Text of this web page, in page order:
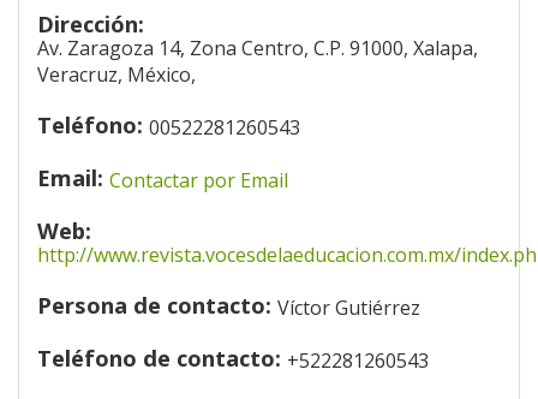
Dirección:
Av. Zaragoza 14, Zona Centro, C.P. 91000, Xalapa,
Veracruz, México,
Teléfono: 00522281260543
Email: Contactar por Email
Web:
http://www.revista.vocesdelaeducacion.com.mx/
Persona de contacto: Víctor Gutiérrez
Teléfono de contacto: +522281260543